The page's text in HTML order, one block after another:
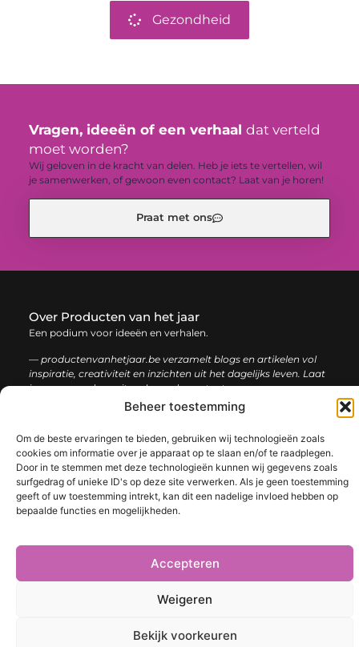
Beheer toestemming
Om de beste ervaringen te bieden, gebruiken wij technologieën zoals
cookies om informatie over je apparaat op te slaan en/of te raadplegen.
Door in te stemmen met deze technologieën kunnen wij gegevens zoals
surfgedrag of unieke ID's op deze site verwerken. Als je geen toestemming
geeft of uw toestemming intrekt, kan dit een nadelige invloed hebben op
bepaalde functies en mogelijkheden.
Accepteren
Weigeren
Bekijk voorkeuren
Gezondheid
Vragen, ideeën of een verhaal dat verteld
moet worden?
Wij geloven in de kracht van delen. Heb je iets te vertellen, wil
je samenwerken, of gewoon even contact? Laat van je horen!
Praat met ons
Over Producten van het jaar
Een podium voor ideeën en verhalen.
— productenvanhetjaar.be verzamelt blogs en artikelen vol
inspiratie, creativiteit en inzichten uit het dagelijks leven. Laat
je verrassen door uiteenlopende content.
informatie
Bericht categorie
@2025 www.productenvanhetjaar.be. All Right Reserved.​